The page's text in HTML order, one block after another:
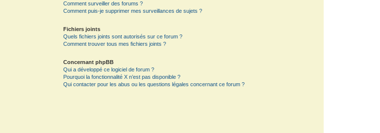
Comment surveiller des forums ?
Comment puis-je supprimer mes surveillances de sujets ?
Fichiers joints
Quels fichiers joints sont autorisés sur ce forum ?
Comment trouver tous mes fichiers joints ?
Concernant phpBB
Qui a développé ce logiciel de forum ?
Pourquoi la fonctionnalité X n’est pas disponible ?
Qui contacter pour les abus ou les questions légales concernant ce forum ?